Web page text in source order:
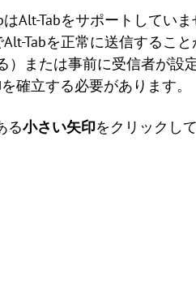
Alt-Tabをサポートしてい
Alt-Tabを正常に送信するこ
）または事前に受信者が設
確立する必要があります。
る小さい矢印をクリックし